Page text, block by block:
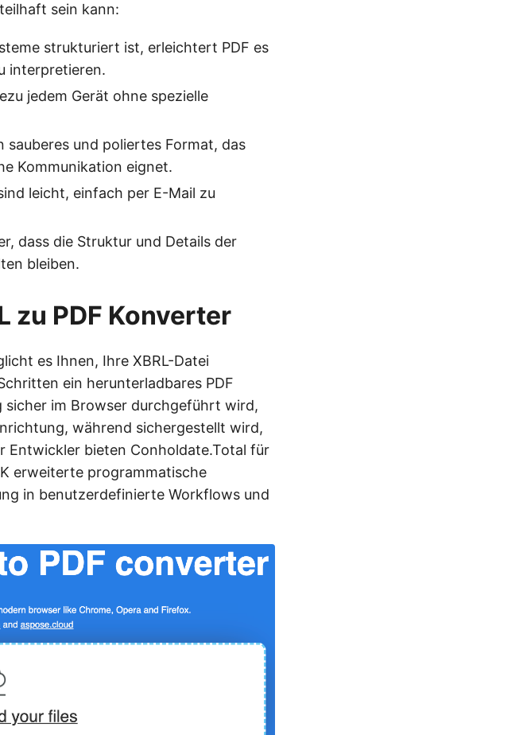
sein kann:
strukturiert ist, erleichtert PDF es
interpretieren.
jedem Gerät ohne spezielle
sauberes und poliertes Format, das
Kommunikation eignet.
leicht, einfach per E-Mail zu
dass die Struktur und Details der
bleiben.
zu PDF Konverter
es Ihnen, Ihre XBRL-Datei
ein herunterladbares PDF
sicher im Browser durchgeführt wird,
während sichergestellt wird,
Entwickler bieten Conholdate.Total für
erweiterte programmatische
in benutzerdefinierte Workflows und